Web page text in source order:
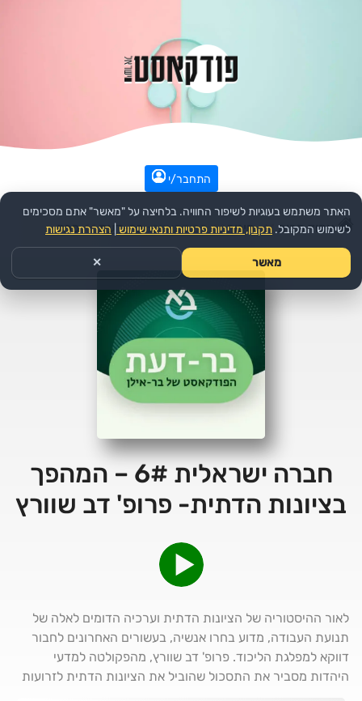
התחבר/י
עמוד הבית >> חינוך >> הפודקאסט: בר-דעת >>פרק
חברה ישראלית 6# – המהפך
בציונות הדתית- פרופ' דב שוורץ
לאור ההיסטוריה של הציונות הדתית וערכיה הדומים לאלה של
תנועת העבודה, מדוע בחרו אנשיה, בעשורים האחרונים לחבור
דווקא למפלגת הליכוד. פרופ' דב שוורץ, מהפקולטה למדעי
היהדות מסביר את התסכול שהוביל את הציונות הדתית לזרועות
האתר משתמש בעוגיות לשיפור החוויה. בלחיצה על "מאשר" אתם מסכימים
לשימוש המקובל. תקנון, מדיניות פרטיות ותנאי שימוש הצהרת נגישות
מאשר ✕